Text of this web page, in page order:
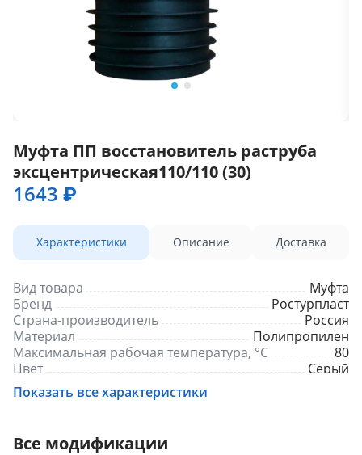
Муфта ПП восстановитель раструба
эксцентрическая110/110 (30)
1643 ₽
Характеристики Описание Доставка
Вид товара
Муфта
Бренд
Ростурпласт
Страна-производитель
Россия
Материал
Полипропилен
Максимальная рабочая температура, °С
80
Цвет
Серый
Размер
Показать все характеристики
Все модификации